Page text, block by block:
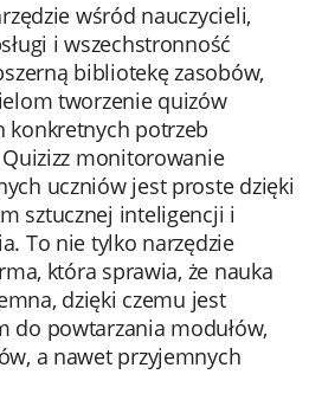
wśród nauczycieli,
i wszechstronność
bibliotekę zasobów,
tworzenie quizów
konkretnych potrzeb
monitorowanie
uczniów jest proste dzięki
sztucznej inteligencji i
To nie tylko narzędzie
która sprawia, że nauka
dzięki czemu jest
do powtarzania modułów,
a nawet przyjemnych